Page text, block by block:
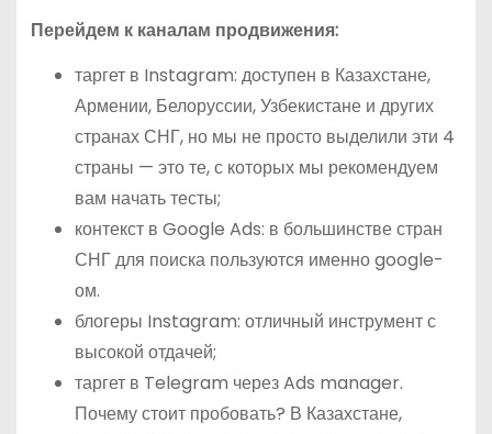
Перейдем к каналам продвижения:
таргет в Instagram: доступен в Казахстане,
Армении, Белоруссии, Узбекистане и других
странах СНГ, но мы не просто выделили эти 4
страны — это те, с которых мы рекомендуем
вам начать тесты;
контекст в Google Ads: в большинстве стран
СНГ для поиска пользуются именно google-
ом.
блогеры Instagram: отличный инструмент с
высокой отдачей;
таргет в Telegram через Ads manager.
Почему стоит пробовать? В Казахстане,